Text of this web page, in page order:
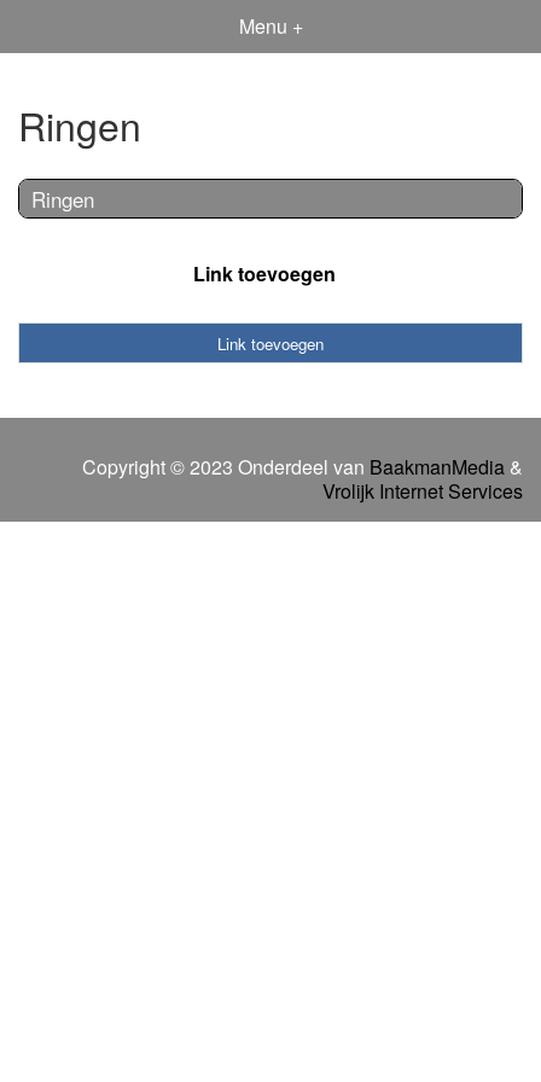
Menu +
Ringen
Ringen
Link toevoegen
Link toevoegen
Copyright © 2023 Onderdeel van BaakmanMedia &
Vrolijk Internet Services